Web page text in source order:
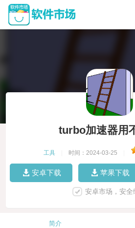
turbo加速器用
工具 时间：2024-03-25
安卓下载 苹果下载
安卓市场，安全
简介